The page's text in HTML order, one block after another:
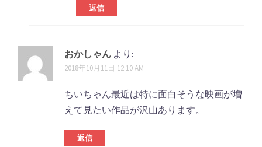
返信
おかしゃん より:
2018年10月11日 12:10 AM
ちいちゃん最近は特に面白そうな映画が増
えて見たい作品が沢山あります。
返信